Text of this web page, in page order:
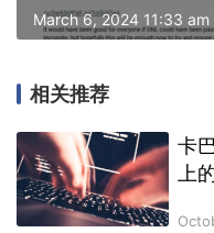
March 6, 2024 11:33 am
相关推荐
卡
上